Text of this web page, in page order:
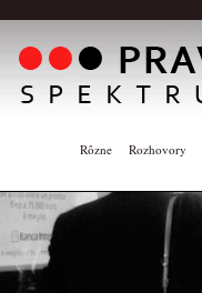
Rôzne Rozhovory